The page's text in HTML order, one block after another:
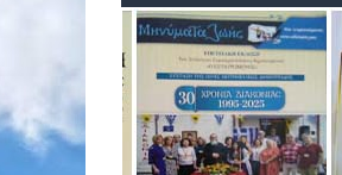
ΠΕΡΙΟΔΟΣ 2023 - 2024
ΠΕΡΙΟΔΟΣ 2022 - 2023
ΠΕΡΙΟΔΟΣ 2021 - 2022